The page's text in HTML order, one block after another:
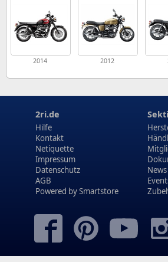
2014 2012
2ri.de
Hilfe
Kontakt
Netiquette
Impressum
Datenschutz
AGB
Powered bySmartstore
News